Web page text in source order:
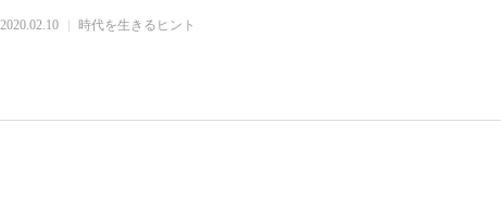
2020.02.10 時代を生きるヒント